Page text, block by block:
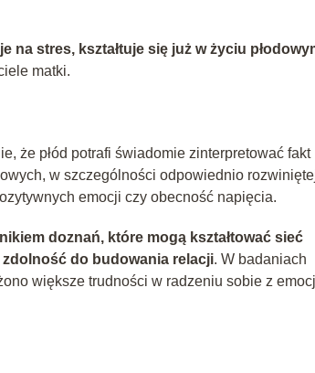
stres, kształtuje się już w życiu
matki.
że płód potrafi świadomie zinterpretować fakt
w szczególności odpowiednio
emocji czy obecność napięcia.
doznań, które mogą kształtować sieć
zdolność do budowania relacji. W badaniach
większe trudności w radzeniu sobie z